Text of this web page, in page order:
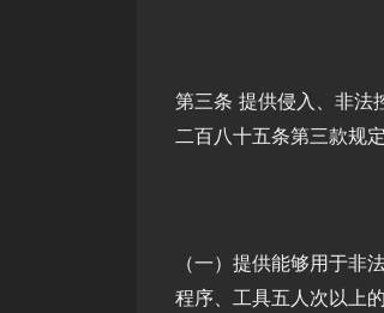
第三条 提供侵入、非法
二百八十五条第三款规定
（一）提供能够用于
程序、工具五人次以上的